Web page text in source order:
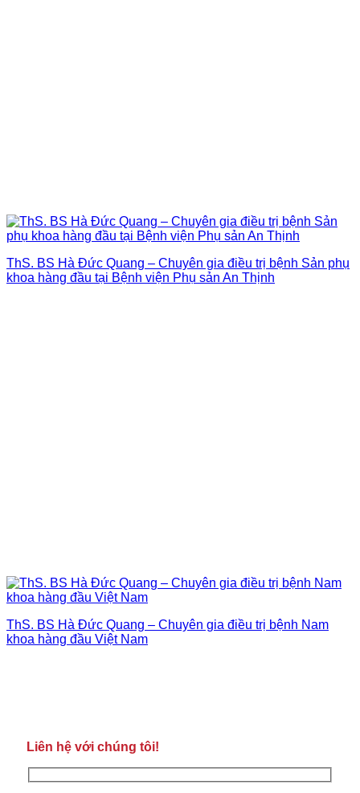
ThS. BS Hà Đức Quang – Chuyên gia điều trị bệnh Sản phụ
khoa hàng đầu tại Bệnh viện Phụ sản An Thịnh
ThS. BS Hà Đức Quang – Chuyên gia điều trị bệnh Nam
khoa hàng đầu Việt Nam
Liên hệ với chúng tôi!